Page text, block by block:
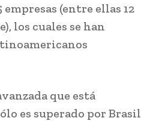
(entre ellas 12
los cuales se han
que está
es superado por Brasil